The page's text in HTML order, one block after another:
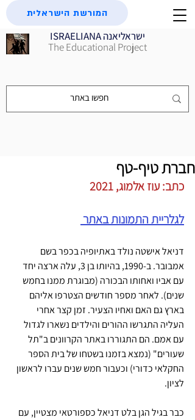
ISRAELIANA ישראליאנה
The Educational Project
המורשת הישראלית
חברת טיף-טף
כתב: עוז אלמוג, 2021
לגלריית התמונות באתר
דניאל אישטה נולד באתיופיה בכפר בשם
אמבובר. ב-1990, בהיותו בן 3, עלה ארצה יחד
עם אביו ואחותו הבכורה (מבוגרת ממנו בחמש
שנים). לאחר מספר חודשים הצטרפו אליהם
בארץ גם האם ואחיו הצעיר. זמן קצר אחרי
העליה התגרשו ההורים והילדים נשארו לגדול
עם אמם. הם התגוררו באתר הקרוונים ב"תל
שעורים" (נמצא בזמנו בשטחו של בית הספר
החקלאי כדורי) וכעבור חמש שנים עברו לראשון
לציון.
כבר בגיל הגן בלט דניאל כספורטאי מצטיין, עם